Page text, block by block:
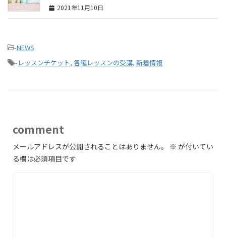
2021年11月10日
-NEWS
- レッスンチケット, 各種レッスンの受講, 新着情報
comment
メールアドレスが公開されることはありません。 ※ が付いてい
る欄は必須項目です